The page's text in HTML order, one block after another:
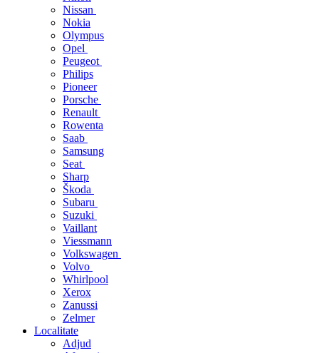
Nissan
Nokia
Olympus
Opel
Peugeot
Philips
Pioneer
Porsche
Renault
Rowenta
Saab
Samsung
Seat
Sharp
Škoda
Subaru
Suzuki
Vaillant
Viessmann
Volkswagen
Volvo
Whirlpool
Xerox
Zanussi
Zelmer
Localitate
Adjud